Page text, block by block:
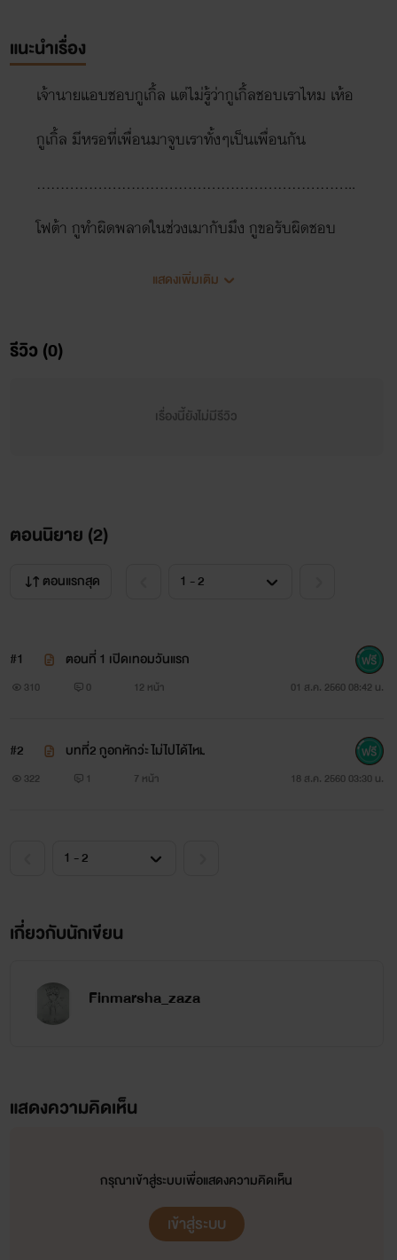
แนะนำเรื่อง
เจ้านายแอบชอบกูเกิ้ล แต่ไม่รู้ว่ากูเกิ้ลชอบเราไหม เห้อ
กูเกิ้ล มีหรอที่เพื่อนมาจูบเราทั้งๆเป็นเพื่อนกัน
....................................................................
โฟต้า กูทำผิดพลาดในช่วงเมากับมึง กูขอรับผิดชอบ
วิหมีเค มึง กูว่าเป็นเพื่อนแบบเดิมดีแล้ว กูไม่ใช่ผู้หญิงซะ
............................................................................
แสดงเพิ่มเติม
รีวิว (0)
เรื่องนี้ยังไม่มีรีวิว
ตอนนิยาย (2)
ตอนแรกสุด
#1 ตอนที่ 1 เปิดเทอมวันแรก
310 0 12 หน้า 01 ส.ค. 2560 08:42 น.
#2 บทที่2 กูอกหักว่ะ ไม่ไปได้ไหม
322 1 7 หน้า 18 ส.ค. 2560 03:30 น.
เกี่ยวกับนักเขียน
Finmarsha_zaza
แสดงความคิดเห็น
กรุณาเข้าสู่ระบบเพื่อแสดงความคิดเห็น
เข้าสู่ระบบ